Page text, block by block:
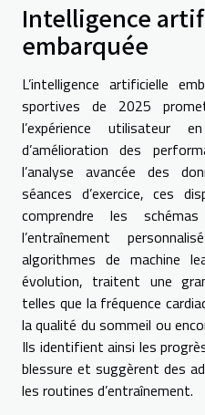
Intelligence
embarquée
L’intelligence artificielle
sportives de 2025
l’expérience
d’amélioration des
l’analyse avancée des
séances d’exercice, ces
comprendre les
l’entraînement
algorithmes de machine
évolution, traitent une
telles que la fréquence
la qualité du sommeil ou
Ils identifient ainsi les
blessure et suggèrent des
les routines d’entraînement.